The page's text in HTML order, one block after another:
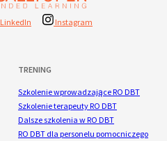
LinkedIn Instagram
TRENING
Szkolenie wprowadzające RO DBT
Szkolenie terapeuty RO DBT
Dalsze szkolenia w RO DBT
RO DBT dla personelu pomocniczego